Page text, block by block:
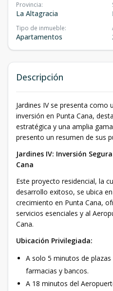
Provincia:
La Altagracia
Tipo de inmueble:
Apartamentos
Descripción
Jardines IV se presenta
inversión en Punta Cana,
estratégica y una amplia
presento un resumen de sus
Jardines IV: Inversión
Cana
Este proyecto residencial, la
desarrollo exitoso, se ubica
crecimiento en Punta Cana,
servicios esenciales y al
Cana.
Ubicación Privilegiada:
A solo 5 minutos de
farmacias y bancos.
A 18 minutos del